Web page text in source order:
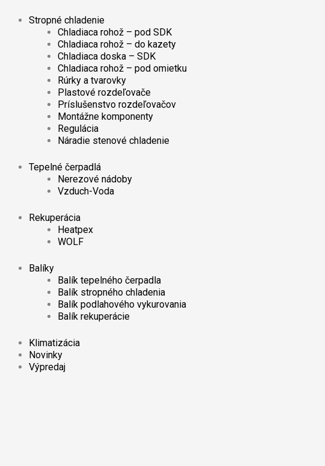
Stropné chladenie
Chladiaca rohož – pod SDK
Chladiaca rohož – do kazety
Chladiaca doska – SDK
Chladiaca rohož – pod omietku
Rúrky a tvarovky
Plastové rozdeľovače
Príslušenstvo rozdeľovačov
Montážne komponenty
Regulácia
Náradie stenové chladenie
Tepelné čerpadlá
Nerezové nádoby
Vzduch-Voda
Rekuperácia
Heatpex
WOLF
Balíky
Balík tepelného čerpadla
Balík stropného chladenia
Balík podlahového vykurovania
Balík rekuperácie
Klimatizácia
Novinky
Výpredaj